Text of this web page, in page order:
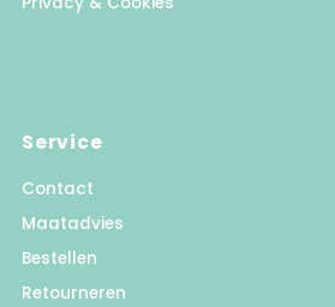
Service
Contact
Maatadvies
Bestellen
Retourneren